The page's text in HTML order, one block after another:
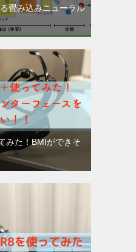
畳み込みニューラル
みた！BMIができそ